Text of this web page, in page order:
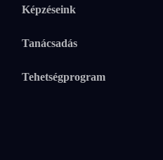
Képzéseink
Tanácsadás
Tehetségprogram